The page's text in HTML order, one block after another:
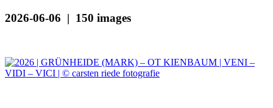
2026-06-06 | 150 images